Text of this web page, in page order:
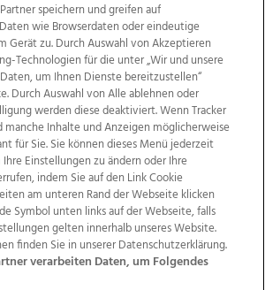
Mediadaten Kontakt
Jobs
Impressum
AGB Anzeigekunden
Ehrenkodex Politische Werbung
speichern und greifen auf
wie Browserdaten oder eindeutige
Gerät zu. Durch Auswahl von Akzeptieren
Technologien für die unter „Wir und unsere
um Ihnen Dienste bereitzustellen“
Durch Auswahl von Alle ablehnen oder
werden diese deaktiviert. Wenn Tracker
manche Inhalte und Anzeigen möglicherweise
für Sie. Sie können dieses Menü jederzeit
Einstellungen zu ändern oder Ihre
indem Sie auf den Link Cookie
am unteren Rand der Webseite klicken
Symbol unten links auf der Webseite, falls
gelten innerhalb unseres Website.
finden Sie in unserer Datenschutzerklärung.
verarbeiten Daten, um Folgendes